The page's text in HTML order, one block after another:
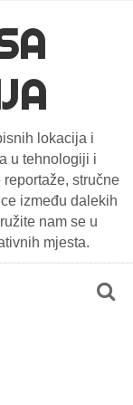
lokacija i
u tehnologiji i
stručne
između dalekih
nam se u
mjesta.